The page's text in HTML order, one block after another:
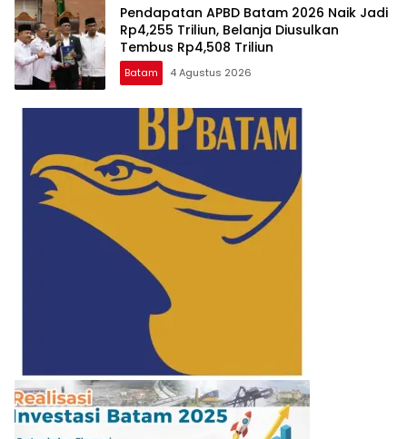
Pendapatan APBD Batam 2026 Naik Jadi
Rp4,255 Triliun, Belanja Diusulkan
Tembus Rp4,508 Triliun
Batam 4 Agustus 2026